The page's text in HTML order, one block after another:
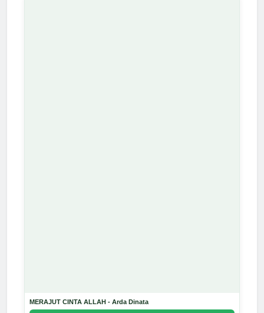
MERAJUT CINTA ALLAH - Arda Dinata